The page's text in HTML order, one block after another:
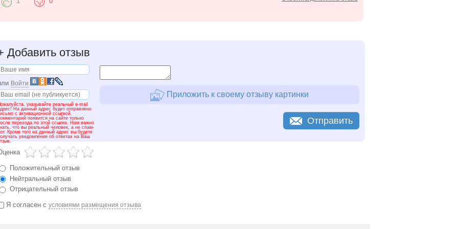
Добавить отзыв
Войти
указывайте реальный e-mail
На данный адрес будет отправлено
с активационной ссылкой.
появится на сайте только
перехода по этой ссылке. Нам важно
что вы реальный человек, а не спам-
Кроме того на данный адрес вы будете
уведомления об ответах на Ваш
Положительный отзыв
Нейтральный отзыв
Отрицательный отзыв
Приложить к своему отзыву картинки
Я согласен с условиями размещения отзыва
Отправить